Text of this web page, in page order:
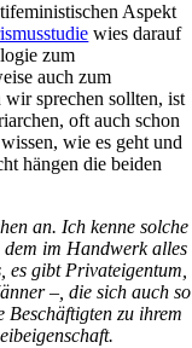
Aspekt
wies darauf
zum
auch zum
sprechen sollten, ist
oft auch schon
wie es geht und
hängen die beiden
an. Ich kenne solche
dem im Handwerk alles
gibt Privateigentum,
–, die sich auch so
Beschäftigten zu ihrem